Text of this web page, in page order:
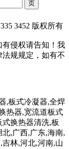
3452 版权所有
侵权请告知！我
规规定，如有不
,板式冷凝器,全焊
热器,宽流道板式
换热器清洗,板
,广西,广东,海南,
林,河北,河南,山